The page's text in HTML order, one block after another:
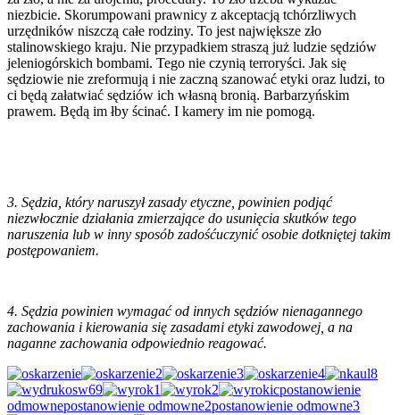
niezbicie. Skorumpowani prawnicy z akceptacją tchórzliwych
urzędników niszczą całe rodziny. To jest największe zło
stalinowskiego kraju. Nie przypadkiem straszą już ludzie sędziów
jeleniogórskich bombami. Tego nie czynią terroryści. Jak się
sędziowie nie zreformują i nie zaczną szanować etyki oraz ludzi, to
ci będą załatwiać sędziów ich własną bronią. Barbarzyńskim
prawem. Będą im łby ścinać. I kamery im nie pomogą.
3. Sędzia, który naruszył zasady etyczne, powinien podjąć
niezwłocznie działania zmierzające do usunięcia skutków tego
naruszenia lub w inny sposób zadośćuczynić osobie dotkniętej takim
postępowaniem.
4. Sędzia powinien wymagać od innych sędziów nienagannego
zachowania i kierowania się zasadami etyki zawodowej, a na
naganne zachowania odpowiednio reagować.
postanowienie
odmownepostanowienie odmowne2postanowienie odmowne3